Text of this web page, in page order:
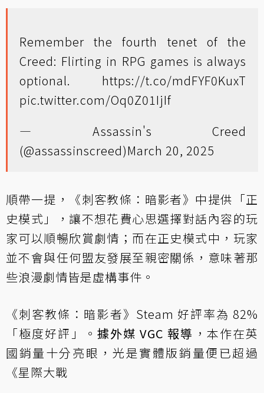
Remember the fourth tenet of the
Creed: Flirting in RPG games is always
optional. https://t.co/mdFYF0KuxT
pic.twitter.com/Oq0Z01IjIf
— Assassin's Creed
(@assassinscreed)March 20, 2025
順帶一提，《刺客教條：暗影者》中提供「正
史模式」，讓不想花費心思選擇對話內容的玩
家可以順暢欣賞劇情；而在正史模式中，玩家
並不會與任何盟友發展至親密關係，意味著那
些浪漫劇情皆是虛構事件。
《刺客教條：暗影者》Steam 好評率為 82%
「極度好評」。 據外媒 VGC 報導 ，本作在英
國銷量十分亮眼，光是實體版銷量便已超過
《星際大戰